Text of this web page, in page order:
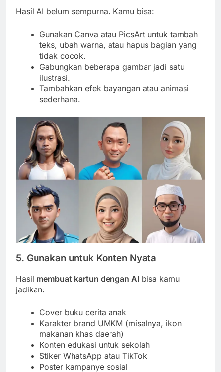
Hasil AI belum sempurna. Kamu bisa:
Gunakan Canva atau PicsArt untuk tambah
teks, ubah warna, atau hapus bagian yang
tidak cocok.
Gabungkan beberapa gambar jadi satu
ilustrasi.
Tambahkan efek bayangan atau animasi
sederhana.
5. Gunakan untuk Konten Nyata
Hasil membuat kartun dengan AI bisa kamu
jadikan:
Cover buku cerita anak
Karakter brand UMKM (misalnya, ikon
makanan khas daerah)
Konten edukasi untuk sekolah
Stiker WhatsApp atau TikTok
Poster kampanye sosial